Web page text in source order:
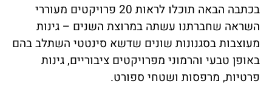
בכתבה הבאה תוכלו לראות 20 פרויקטים מעוררי
השראה שחברתנו עשתה במרוצת השנים – גינות
מעוצבות בסגנונות שונים שדשא סינטטי השתלב בהם
באופן טבעי והרמוני מפרויקטים ציבוריים, גינות
פרטיות, מרפסות ושטחי ספורט.